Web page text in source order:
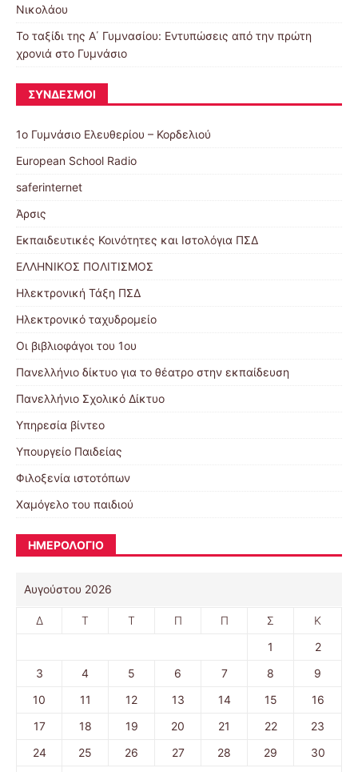
Νικολάου
Το ταξίδι της Α΄ Γυμνασίου: Εντυπώσεις από την πρώτη
χρονιά στο Γυμνάσιο
ΣΎΝΔΕΣΜΟΙ
1ο Γυμνάσιο Ελευθερίου – Κορδελιού
European School Radio
saferinternet
Άρσις
Εκπαιδευτικές Κοινότητες και Ιστολόγια ΠΣΔ
ΕΛΛΗΝΙΚΟΣ ΠΟΛΙΤΙΣΜΟΣ
Ηλεκτρονική Τάξη ΠΣΔ
Ηλεκτρονικό ταχυδρομείο
Οι βιβλιοφάγοι του 1ου
Πανελλήνιο δίκτυο για το θέατρο στην εκπαίδευση
Πανελλήνιο Σχολικό Δίκτυο
Υπηρεσία βίντεο
Υπουργείο Παιδείας
Φιλοξενία ιστοτόπων
Χαμόγελο του παιδιού
ΗΜΕΡΟΛΟΓΙΟ
Αυγούστου 2026
Δ Τ Τ Π Π Σ
Κ
1
2
3
4 5 6 7 8
9
10
11 12 13 14 15
16
17
18 19 20 21 22
23
24
25 26 27 28 29 30